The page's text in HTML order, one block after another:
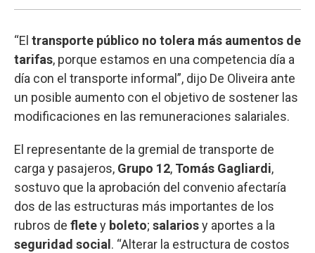
“El transporte público no tolera más aumentos de
tarifas, porque estamos en una competencia día a
día con el transporte informal”, dijo De Oliveira ante
un posible aumento con el objetivo de sostener las
modificaciones en las remuneraciones salariales.
El representante de la gremial de transporte de
carga y pasajeros, Grupo 12, Tomás Gagliardi,
sostuvo que la aprobación del convenio afectaría
dos de las estructuras más importantes de los
rubros de fletey boleto; salariosy aportes a la
seguridad social . “Alterar la estructura de costos